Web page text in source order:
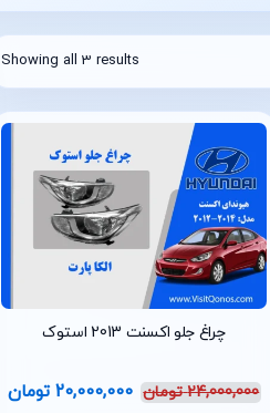
Showing all 3 results
چراغ جلو اکسنت 2013 استوک
24,000,000 تومان 20,000,000 تومان